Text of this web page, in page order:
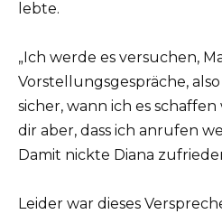
lebte.
„Ich werde es versuchen,
Vorstellungsgespräche,
sicher, wann ich es
dir aber, dass ich anrufen
Damit nickte Diana
Leider war dieses